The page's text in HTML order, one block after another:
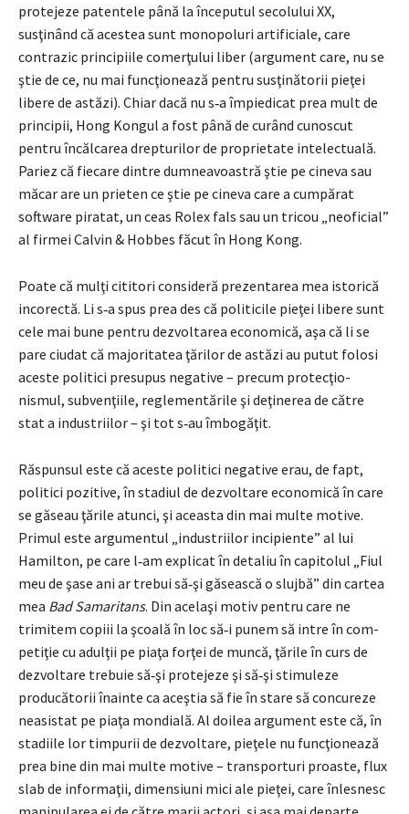
protejeze patentele până la începutul secolului XX,
susţinând că acestea sunt monopoluri artificiale, care
contrazic principiile comerţului liber (argument care, nu se
ştie de ce, nu mai funcţionează pentru susţinătorii pieţei
libere de astăzi). Chiar dacă nu s‑a împiedicat prea mult de
principii, Hong Kongul a fost până de curând cunoscut
pentru încălcarea drepturilor de proprietate intelectuală.
Pariez că fiecare dintre dumneavoastră ştie pe cineva sau
măcar are un prieten ce ştie pe cineva care a cumpărat
software pira­tat, un ceas Rolex fals sau un tricou „neoficial”
al firmei Calvin & Hobbes făcut în Hong Kong.
Poate că mulţi cititori consideră prezentarea mea istorică
incorectă. Li s‑a spus prea des că politicile pieţei libere sunt
cele mai bune pentru dez­voltarea economică, aşa că li se
pare ciudat că majoritatea ţărilor de astăzi au putut folosi
aceste politici presupus negative – precum protecţio­
nismul, subvenţiile, reglementările şi deţinerea de către
stat a industriilor – şi tot s‑au îmbogăţit.
Răspunsul este că aceste politici negative erau, de fapt,
politici pozitive, în stadiul de dezvoltare economică în care
se găseau ţările atunci, şi aceasta din mai multe motive.
Primul este argumentul „industriilor incipiente” al lui
Hamilton, pe care l‑am explicat în detaliu în capitolul „Fiul
meu de şase ani ar trebui să‑şi găsească o slujbă” din cartea
mea Bad Samaritans. Din acelaşi motiv pentru care ne
trimitem copiii la şcoală în loc să‑i punem să intre în com­
petiţie cu adulţii pe piaţa forţei de muncă, ţările în curs de
dezvoltare trebuie să‑şi protejeze şi să‑şi stimuleze
producătorii înainte ca aceştia să fie în stare să concureze
neasistat pe piaţa mondială. Al doilea argument este că, în
stadiile lor timpurii de dezvoltare, pieţele nu funcţionează
prea bine din mai multe motive – transporturi proaste, flux
slab de informaţii, dimen­siuni mici ale pieţei, care înlesnesc